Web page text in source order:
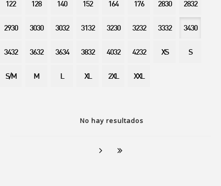
No hay resultados
122 128 140 152 164 176 2830 2832
2930 3030 3032 3132 3230 3232 3332 3430
3432 3632 3634 3832 4032 4232 XS S
S/M M L XL 2XL XXL